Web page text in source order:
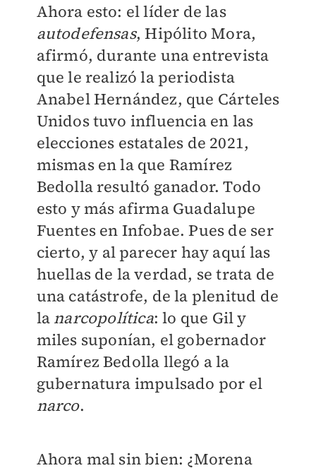
Ahora esto: el líder de las
autodefensas, Hipólito Mora,
afirmó, durante una entrevista
que le realizó la periodista
Anabel Hernández, que Cárteles
Unidos tuvo influencia en las
elecciones estatales de 2021,
mismas en la que Ramírez
Bedolla resultó ganador. Todo
esto y más afirma Guadalupe
Fuentes en Infobae. Pues de ser
cierto, y al parecer hay aquí las
huellas de la verdad, se trata de
una catástrofe, de la plenitud de
la narcopolítica: lo que Gil y
miles suponían, el gobernador
Ramírez Bedolla llegó a la
gubernatura impulsado por el
narco.
Ahora mal sin bien: ¿Morena